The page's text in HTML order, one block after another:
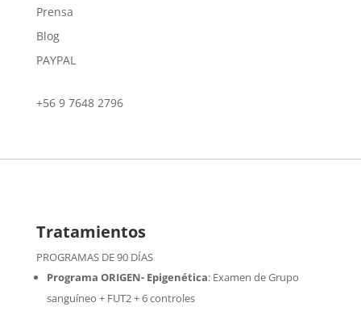
Prensa
Blog
PAYPAL
+56 9 7648 2796
Tratamientos
PROGRAMAS DE 90 DÍAS
Programa ORIGEN- Epigenética:Examen de Grupo
sanguíneo + FUT2 + 6 controles